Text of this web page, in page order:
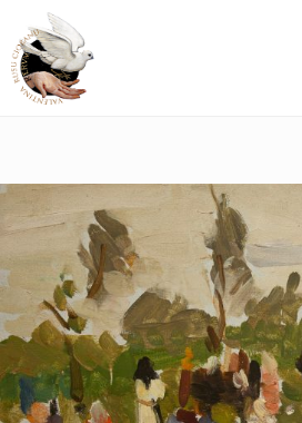
Biografie
Opere
de
artă
V.R.C.
Atelier
‘85
Presa